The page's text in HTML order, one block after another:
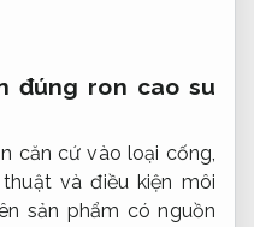
đúng ron cao su
căn cứ vào loại cống,
và điều kiện môi
sản phẩm có nguồn